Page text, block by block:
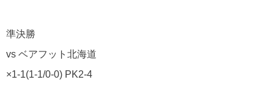
準決勝
vs ベアフット北海道
×1-1(1-1/0-0) PK2-4